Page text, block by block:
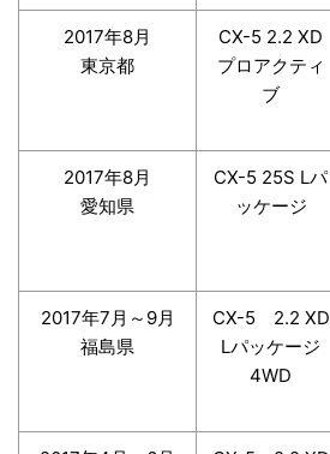
2017年8月
東京都
CX-5 2.2 XD
プロアクティ
ブ
2017年8月
愛知県
CX-5 25S Lパ
ッケージ
2017年7月～9月
福島県
CX-5 2.2 XD
Lパッケージ
4WD